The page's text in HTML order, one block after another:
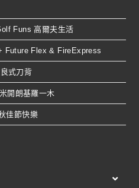
Funs 高爾夫生活
Future Flex & FireExpress
式刀背
開朗基羅一木
佳節快樂